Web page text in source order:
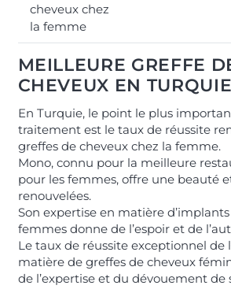
cheveux chez
la femme
MEILLEURE GREFFE
CHEVEUX EN TURQUIE
En Turquie, le point le plus
traitement est le taux de réussite
greffes de cheveux chez la femme.
Mono, connu pour la meilleure
pour les femmes, offre une beauté
renouvelées.
Son expertise en matière
femmes donne de l’espoir et de
Le taux de réussite exceptionnel de
matière de greffes de cheveux
de l’expertise et du dévouement de